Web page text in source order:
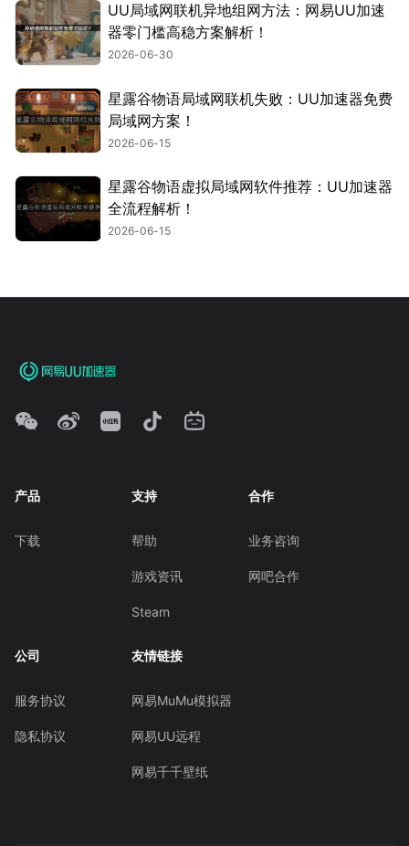
UU局域网联机异地组网方法：网易UU加速
器零门槛高稳方案解析！
2026-06-30
星露谷物语局域网联机失败：UU加速器免费
局域网方案！
2026-06-15
星露谷物语虚拟局域网软件推荐：UU加速器
全流程解析！
2026-06-15
产品
下载
支持
帮助
游戏资讯
Steam
合作
业务咨询
网吧合作
公司
服务协议
隐私协议
友情链接
网易MuMu模拟器
网易UU远程
网易千千壁纸